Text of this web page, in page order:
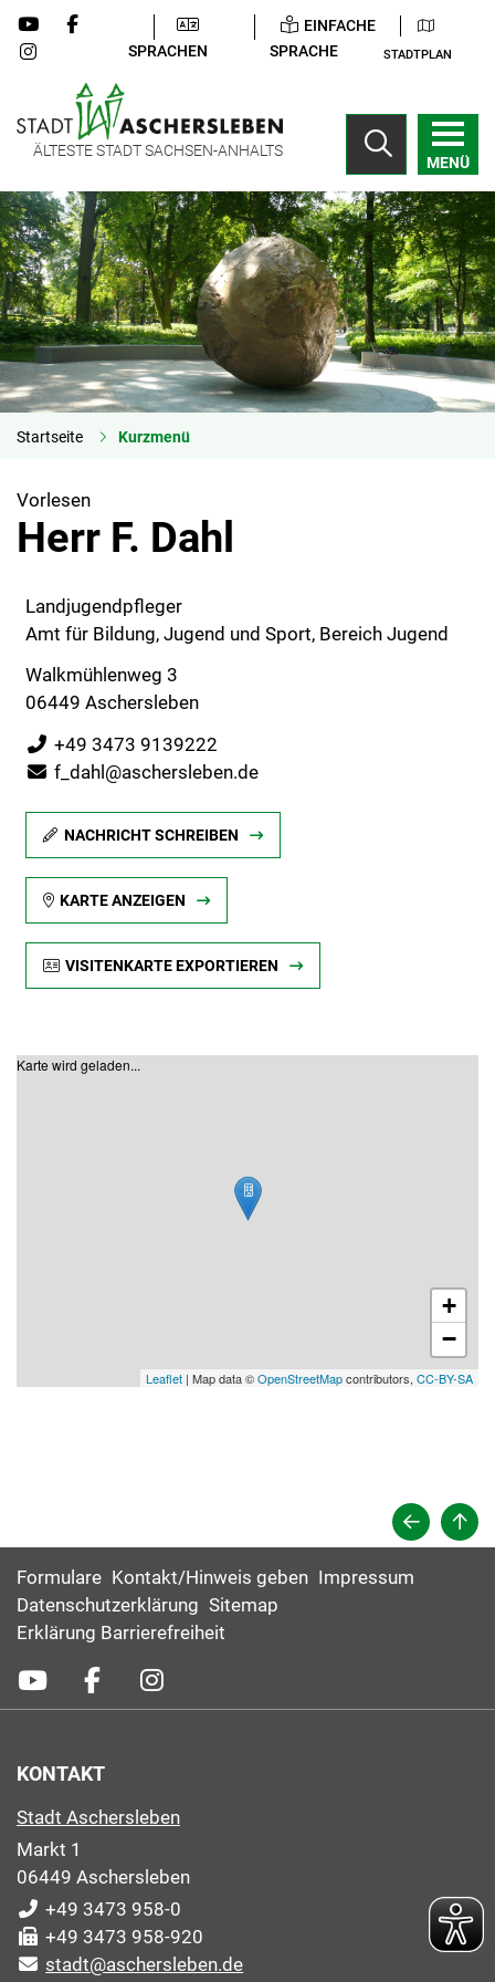
SPRACHEN
EINFACHE
SPRACHE
STADTPLAN
ÄLTESTE STADT SACHSEN-ANHALTS
MENÜ
Startseite Kurzmenü
Vorlesen
Herr F. Dahl
Landjugendpfleger
Amt für Bildung, Jugend und Sport, Bereich Jugend
Walkmühlenweg 3
06449 Aschersleben
+49 3473 9139222
f_dahl@aschersleben.de
NACHRICHT SCHREIBEN
KARTE ANZEIGEN
VISITENKARTE EXPORTIEREN
Karte wird geladen...
+
−
Leaflet | Map data ©OpenStreetMapcontributors, CC-BY-SA
Formulare Kontakt/Hinweis geben Impressum
Datenschutzerklärung Sitemap
Erklärung Barrierefreiheit
KONTAKT
Stadt Aschersleben
Markt 1
06449 Aschersleben
+49 3473 958-0
+49 3473 958-920
stadt@aschersleben.de